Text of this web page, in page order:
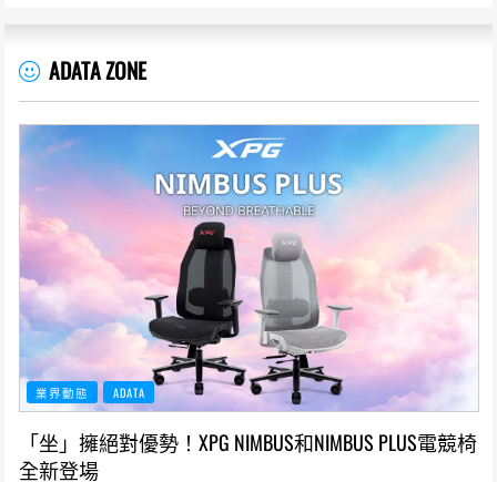
ADATA ZONE
業界動態 ADATA
「坐」擁絕對優勢！XPG NIMBUS和NIMBUS PLUS電競椅
全新登場